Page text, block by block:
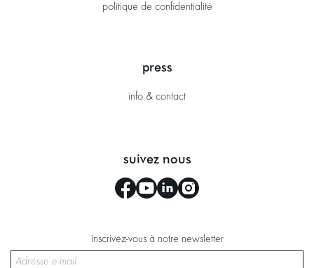
politique de confidentialité
press
info & contact
suivez nous
inscrivez-vous à notre newsletter